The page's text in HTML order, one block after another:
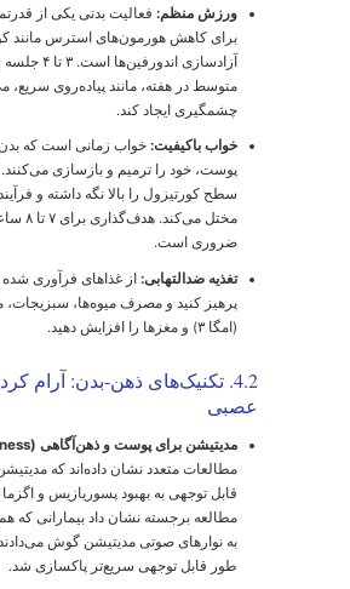
درمان ریزش موی عصبی
است
چرخه رشد مو:موهای ما در یک چرخه سه
می‌کنند: آناژن (فاز رشد فعال)، کاتاژن (فاز
در فاز رشد هستند.
مکانیسم استرس:یک استرس شدید فیزیکی
می‌تواند یک شوک به سیستم بدن وارد کند.
باعث می‌شود تعداد زیادی از فولیکول‌های مو
ناگهانی و زودرس از فاز رشد وارد فاز
پدیده تأخیر:نکته کلیدی که اغلب باعث
می‌شود، "پدیده تأخیر" است. موها بلافاصله پس
استرس‌زا
تلوژن باقی می‌مانند و سپس، زمانی که
ساخت موی جدید فعال می‌شود، موهای
همزمان و گسترده می‌ریزند. بنابراین، ریزش
امروز تجربه می‌کنید، نتیجه استرس ۲ تا ۳ ماه پیش است.